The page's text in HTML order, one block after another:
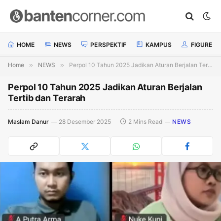
HOME NEWS PERSPEKTIF KAMPUS FIGURE
Home » NEWS » Perpol 10 Tahun 2025 Jadikan Aturan Berjalan Tertib dan Terarah
Perpol 10 Tahun 2025 Jadikan Aturan Berjalan
Tertib dan Terarah
Maslam Danur 28 Desember 2025 2 Mins Read NEWS